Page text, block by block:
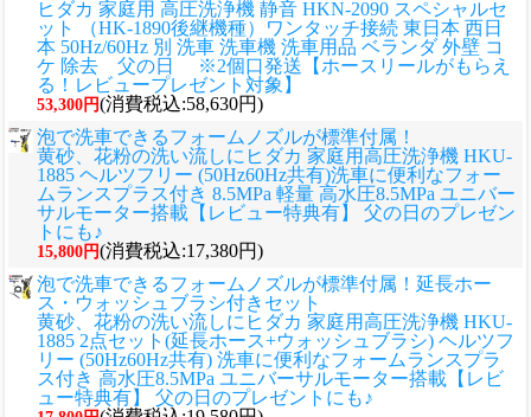
ヒダカ 家庭用 高圧洗浄機 静音 HKN-2090 スペシャルセ
ット （HK-1890後継機種）ワンタッチ接続 東日本 西日
本 50Hz/60Hz 別 洗車 洗車機 洗車用品 ベランダ 外壁 コ
ケ 除去 父の日 ※2個口発送【ホースリールがもらえ
る！レビュープレゼント対象】
53,300円(消費税込:58,630円)
泡で洗車できるフォームノズルが標準付属！
黄砂、花粉の洗い流しに ヒダカ 家庭用高圧洗浄機 HKU-
1885 ヘルツフリー (50Hz60Hz共有)洗車に便利なフォー
ムランスプラス付き 8.5MPa 軽量 高水圧8.5MPa ユニバー
サルモーター搭載【レビュー特典有】 父の日のプレゼン
トにも♪
15,800円(消費税込:17,380円)
泡で洗車できるフォームノズルが標準付属！延長ホー
ス・ウォッシュブラシ付きセット
黄砂、花粉の洗い流しに ヒダカ 家庭用高圧洗浄機 HKU-
1885 2点セット(延長ホース+ウォッシュブラシ) ヘルツフ
リー (50Hz60Hz共有) 洗車に便利なフォームランスプラ
ス付き 高水圧8.5MPa ユニバーサルモーター搭載【レビ
ュー特典有】 父の日のプレゼントにも♪